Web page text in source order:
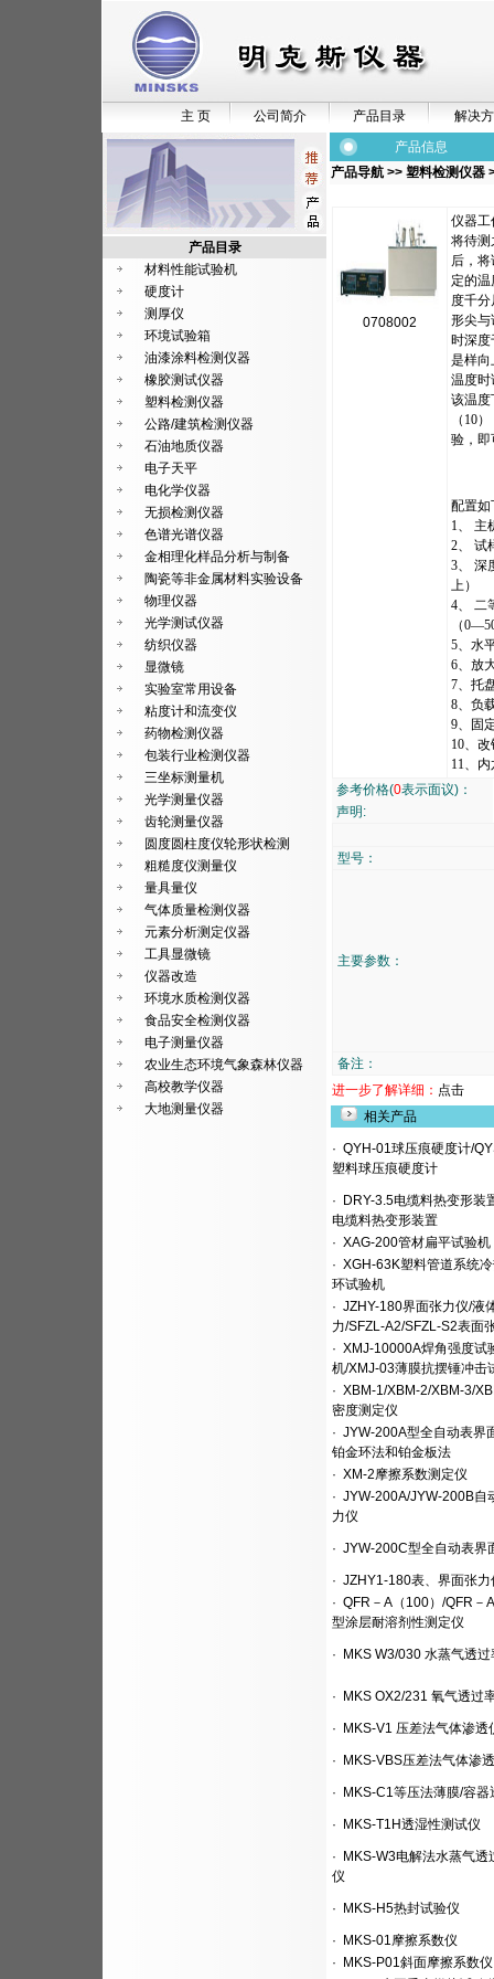
主 页 公司简介 产品目录 解决
产品目录
材料性能试验机
硬度计
测厚仪
环境试验箱
油漆涂料检测仪器
橡胶测试仪器
塑料检测仪器
公路/建筑检测仪器
石油地质仪器
电子天平
电化学仪器
无损检测仪器
色谱光谱仪器
金相理化样品分析与制备
陶瓷等非金属材料实验设备
物理仪器
光学测试仪器
纺织仪器
显微镜
实验室常用设备
粘度计和流变仪
药物检测仪器
包装行业检测仪器
三坐标测量机
光学测量仪器
齿轮测量仪器
圆度圆柱度仪轮形状检测
粗糙度仪测量仪
量具量仪
气体质量检测仪器
元素分析测定仪器
工具显微镜
仪器改造
环境水质检测仪器
食品安全检测仪器
电子测量仪器
农业生态环境气象森林仪器
高校教学仪器
大地测量仪器
产品信息
产品导航 >> 塑料检测仪器
0708002
仪器工
将待测
后，
定的
度千
形尖与
时深
是样向
温度时
该温度
（10
验，即
配置如
1
2、
3、
上）
4、
（
5、
6、
7
8、
9、
10
11、
参考价格(0表示面议)：
声明:
型号：
主要参数：
备注：
进一步了解详细： 点击
相关产品
· QYH-01球压痕硬度计/
塑料球压痕硬度计
· DRY-3.5电缆料热变形装
电缆料热变形装置
· XAG-200管材扁平试验机
· XGH-63K塑料管道系统
环试验机
· JZHY-180界面张力仪/液
力/SFZL-A2/SFZL-S2表面
· XMJ-10000A焊角强度试
机/XMJ-03薄膜抗摆锤冲击
· XBM-1/XBM-2/XBM-3/
密度测定仪
· JYW-200A型全自动表界
铂金环法和铂金板法
· XM-2摩擦系数测定仪
· JYW-200A/JYW-200B自
力仪
· JYW-200C型全自动表界
· JZHY1-180表、界面张力
· QFR－A（100）/QFR－
型涂层耐溶剂性测定仪
· MKS W3/030 水蒸气透
· MKS OX2/231 氧气透过
· MKS-V1 压差法气体渗透
· MKS-VBS压差法气体渗
· MKS-C1等压法薄膜/容器
· MKS-T1H透湿性测试仪
· MKS-W3电解法水蒸气透
仪
· MKS-H5热封试验仪
· MKS-01摩擦系数仪
· MKS-P01斜面摩擦系数仪